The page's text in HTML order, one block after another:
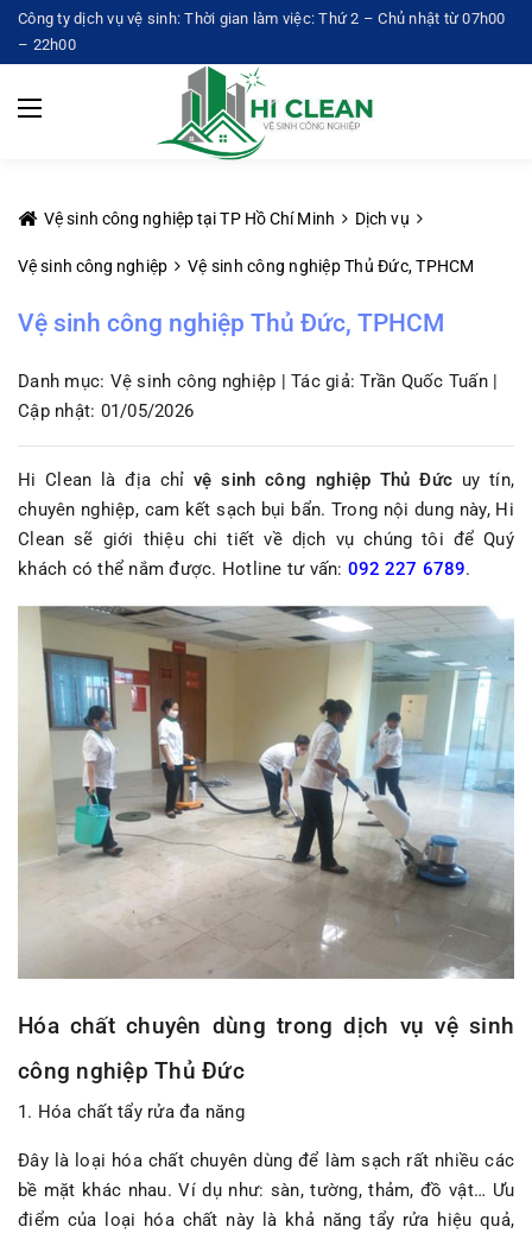
Công ty dịch vụ vệ sinh: Thời gian làm việc: Thứ 2 – Chủ nhật từ 07h00
– 22h00
Vệ sinh công nghiệp tại TP Hồ Chí Minh Dịch vụ
Vệ sinh công nghiệp Vệ sinh công nghiệp Thủ Đức, TPHCM
Vệ sinh công nghiệp Thủ Đức, TPHCM
Danh mục: Vệ sinh công nghiệp | Tác giả: Trần Quốc Tuấn |
Cập nhật: 01/05/2026
Hi Clean là địa chỉvệ sinh công nghiệp Thủ Đức uy tín,
chuyên nghiệp, cam kết sạch bụi bẩn. Trong nội dung này, Hi
Clean sẽ giới thiệu chi tiết về dịch vụ chúng tôi để Quý
khách có thể nắm được. Hotline tư vấn: 092 227 6789.
Hóa chất chuyên dùng trong dịch vụ vệ sinh
công nghiệp Thủ Đức
1. Hóa chất tẩy rửa đa năng
Đây là loại hóa chất chuyên dùng để làm sạch rất nhiều các
bề mặt khác nhau. Ví dụ như: sàn, tường, thảm, đồ vật… Ưu
điểm của loại hóa chất này là khả năng tẩy rửa hiệu quả,